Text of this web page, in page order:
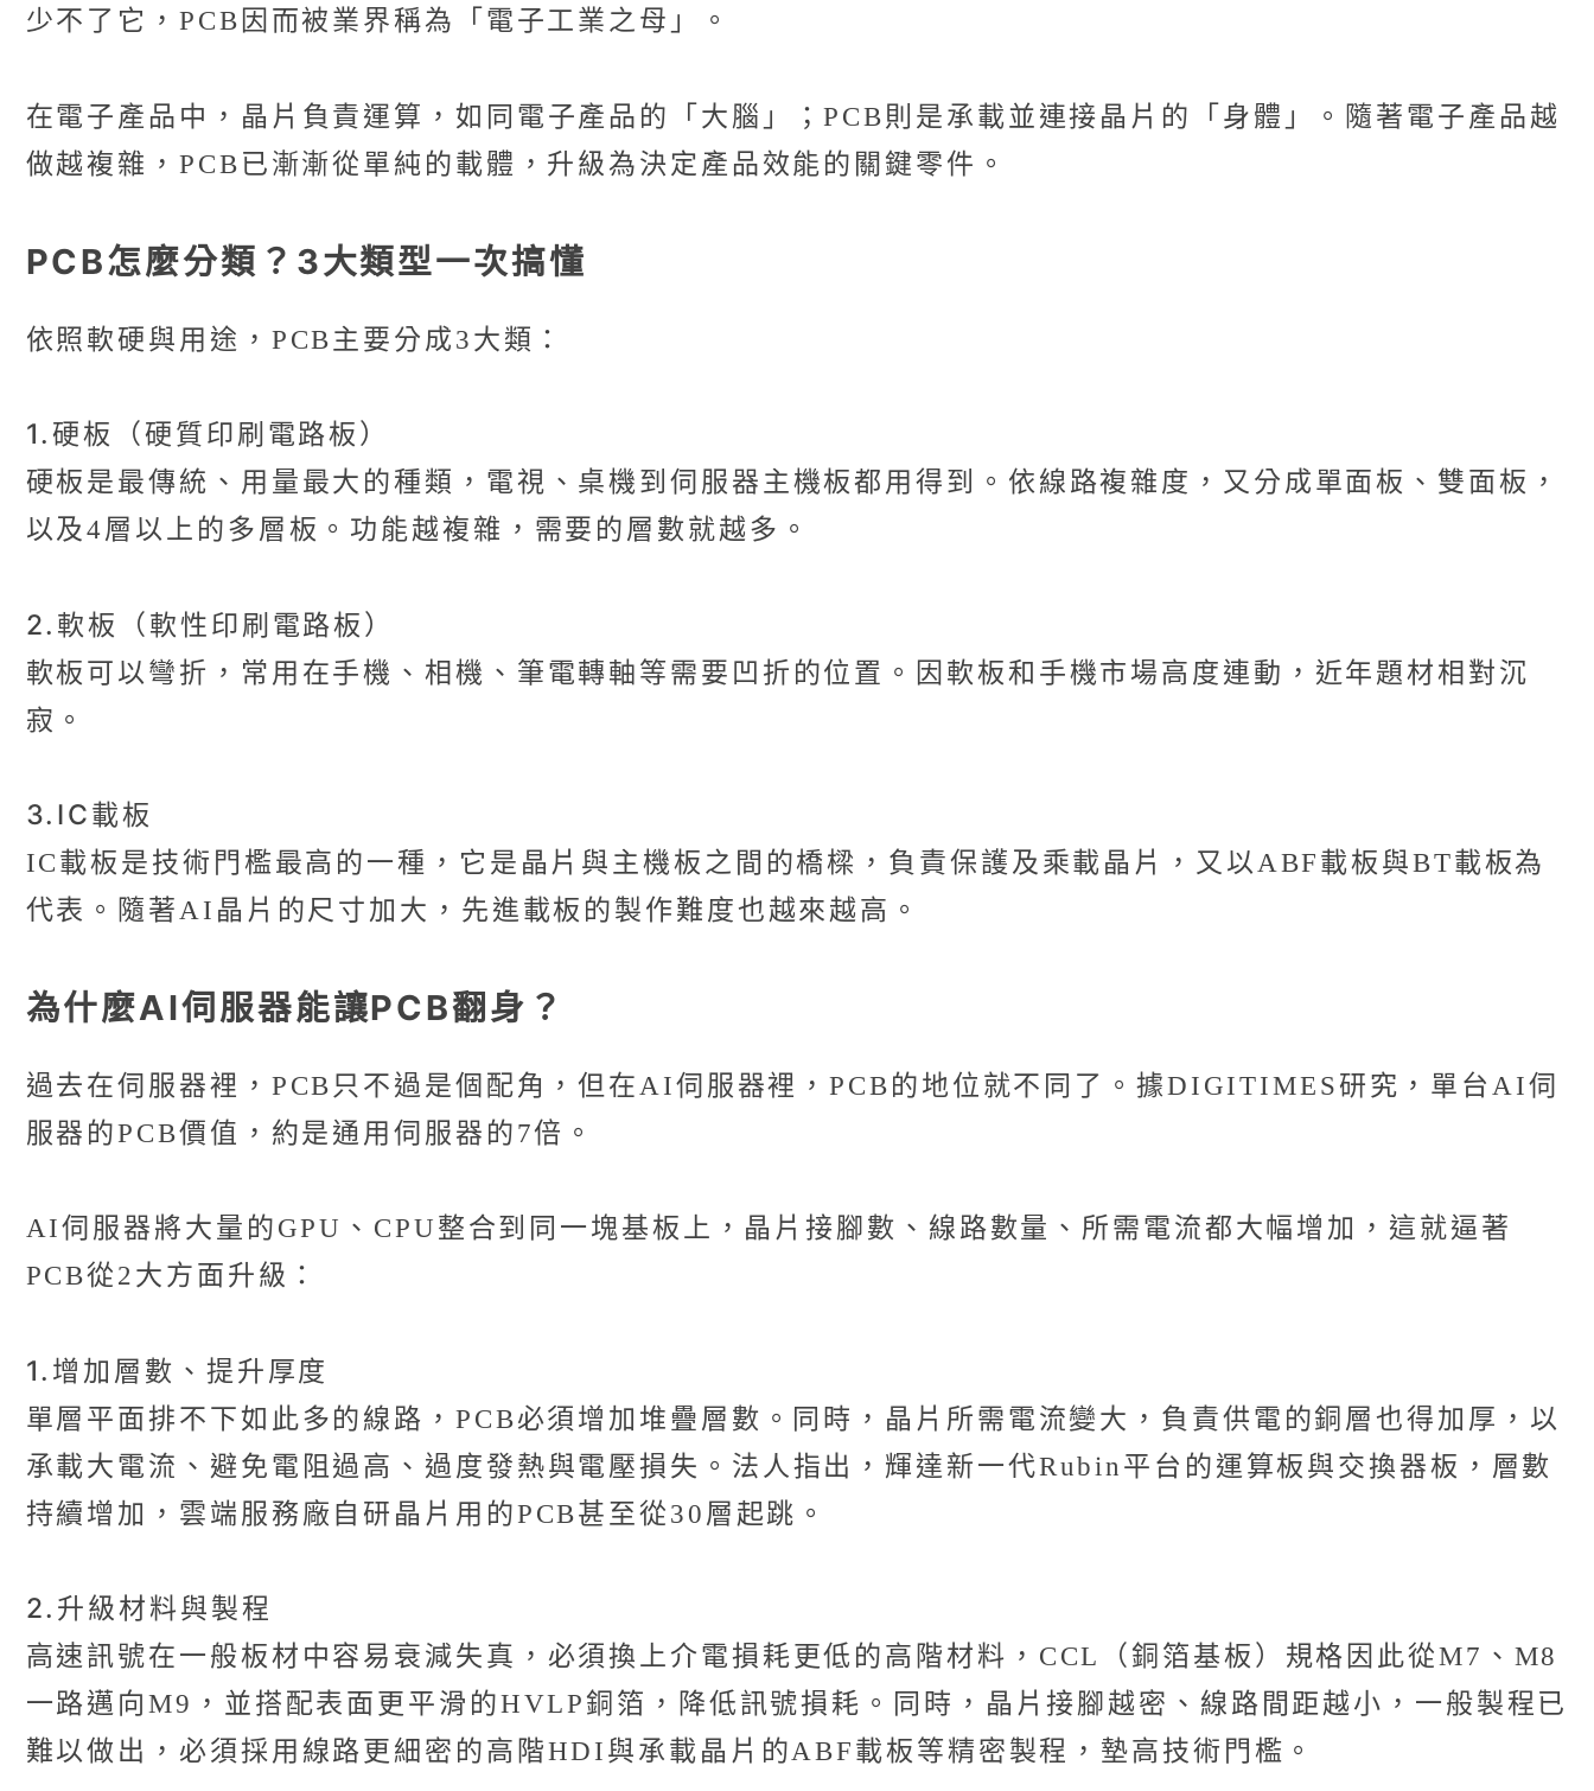
少不了它，PCB因而被業界稱為「電子工業之母」。
在電子產品中，晶片負責運算，如同電子產品的「大腦」；PCB則是承載並連接晶片的「身體」。隨著電子產品越
做越複雜，PCB已漸漸從單純的載體，升級為決定產品效能的關鍵零件。
PCB怎麼分類？3大類型一次搞懂
依照軟硬與用途，PCB主要分成3大類：
1.硬板（硬質印刷電路板）
硬板是最傳統、用量最大的種類，電視、桌機到伺服器主機板都用得到。依線路複雜度，又分成單面板、雙面板，
以及4層以上的多層板。功能越複雜，需要的層數就越多。
2.軟板（軟性印刷電路板）
軟板可以彎折，常用在手機、相機、筆電轉軸等需要凹折的位置。因軟板和手機市場高度連動，近年題材相對沉
寂。
3.IC載板
IC載板是技術門檻最高的一種，它是晶片與主機板之間的橋樑，負責保護及乘載晶片，又以ABF載板與BT載板為
代表。隨著AI晶片的尺寸加大，先進載板的製作難度也越來越高。
為什麼AI伺服器能讓PCB翻身？
過去在伺服器裡，PCB只不過是個配角，但在AI伺服器裡，PCB的地位就不同了。據DIGITIMES研究，單台AI伺
服器的PCB價值，約是通用伺服器的7倍。
AI伺服器將大量的GPU、CPU整合到同一塊基板上，晶片接腳數、線路數量、所需電流都大幅增加，這就逼著
PCB從2大方面升級：
1.增加層數、提升厚度
單層平面排不下如此多的線路，PCB必須增加堆疊層數。同時，晶片所需電流變大，負責供電的銅層也得加厚，以
承載大電流、避免電阻過高、過度發熱與電壓損失。法人指出，輝達新一代Rubin平台的運算板與交換器板，層數
持續增加，雲端服務廠自研晶片用的PCB甚至從30層起跳。
2.升級材料與製程
高速訊號在一般板材中容易衰減失真，必須換上介電損耗更低的高階材料，CCL（銅箔基板）規格因此從M7、M8
一路邁向M9，並搭配表面更平滑的HVLP銅箔，降低訊號損耗。同時，晶片接腳越密、線路間距越小，一般製程已
難以做出，必須採用線路更細密的高階HDI與承載晶片的ABF載板等精密製程，墊高技術門檻。